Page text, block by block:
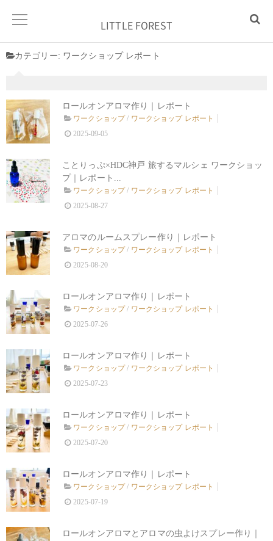
LITTLE FOREST
カテゴリー: ワークショップ レポート
ロールオンアロマ作り｜レポート
ワークショップ/ ワークショップ レポート
2025-09-05
ことりっぷ×HDC神戸 旅するマルシェ ワークショッ
プ｜レポート...
ワークショップ/ ワークショップ レポート
2025-08-27
アロマのルームスプレー作り｜レポート
ワークショップ/ ワークショップ レポート
2025-08-20
ロールオンアロマ作り｜レポート
ワークショップ/ ワークショップ レポート
2025-07-26
ロールオンアロマ作り｜レポート
ワークショップ/ ワークショップ レポート
2025-07-23
ロールオンアロマ作り｜レポート
ワークショップ/ ワークショップ レポート
2025-07-20
ロールオンアロマ作り｜レポート
ワークショップ/ ワークショップ レポート
2025-07-19
ロールオンアロマとアロマの虫よけスプレー作り｜